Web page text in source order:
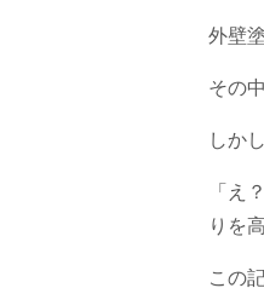
外壁
その
しか
「え
りを
この